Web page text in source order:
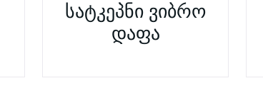
სატკეპნი ვიბრო
დაფა